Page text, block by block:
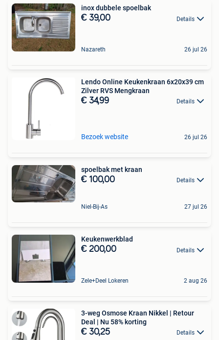
inox dubbele spoelbak
€ 39,00 Details
Nazareth 26 jul 26
Lendo Online Keukenkraan 6x20x39 cm
Zilver RVS Mengkraan
€ 34,99 Details
Bezoek website 26 jul 26
spoelbak met kraan
€ 100,00 Details
Niel-Bij-As 27 jul 26
Keukenwerkblad
€ 200,00 Details
Zele+Deel Lokeren 2 aug 26
3-weg Osmose Kraan Nikkel | Retour
Deal | Nu 58% korting
€ 30,25 Details